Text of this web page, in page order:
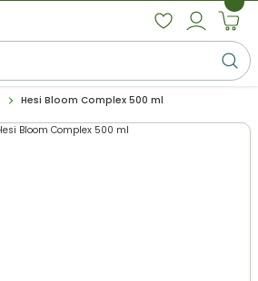
Hesi Bloom Complex 500 ml